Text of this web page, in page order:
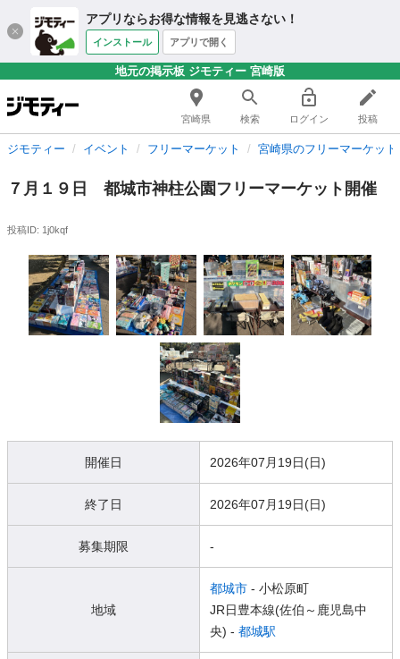
アプリならお得な情報を見逃さない！
インストール アプリで開く
地元の掲示板 ジモティー 宮崎版
宮崎県 検索 ログイン 投稿
ジモティー イベント フリーマーケット 宮崎県のフリーマーケット
７月１９日 都城市神柱公園フリーマーケット開催
投稿ID: 1j0kqf
開催日 2026年07月19日(日)
終了日 2026年07月19日(日)
募集期限 -
地域
都城市 - 小松原町
JR日豊本線(佐伯～鹿児島中
央) - 都城駅